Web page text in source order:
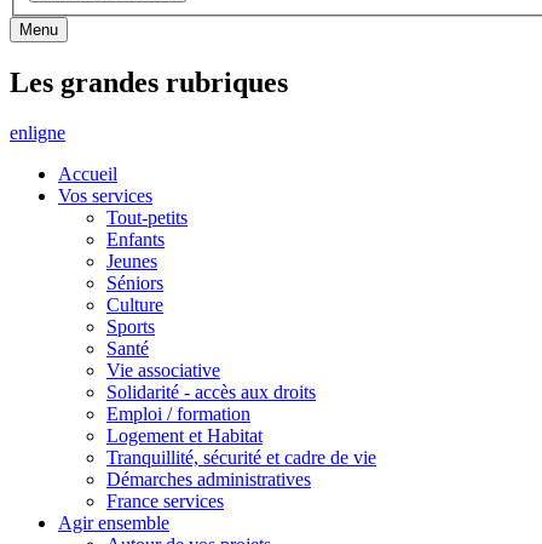
Menu
Les grandes rubriques
enligne
Accueil
Vos services
Tout-petits
Enfants
Jeunes
Séniors
Culture
Sports
Santé
Vie associative
Solidarité - accès aux droits
Emploi / formation
Logement et Habitat
Tranquillité, sécurité et cadre de vie
Démarches administratives
France services
Agir ensemble